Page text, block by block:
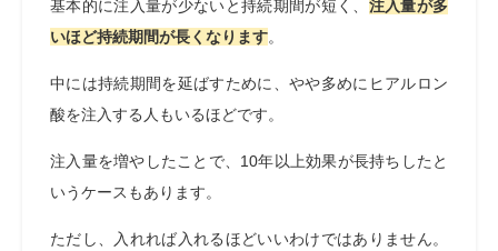
基本的に注入量が少ないと持続期間が短く、 注入量が多
いほど持続期間が長くなります。
中には持続期間を延ばすために、やや多めにヒアルロン
酸を注入する人もいるほどです。
注入量を増やしたことで、10年以上効果が長持ちしたと
いうケースもあります。
ただし、入れれば入れるほどいいわけではありません。